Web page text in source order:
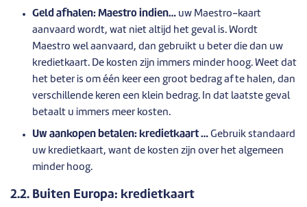
Geld afhalen: Maestro indien… uw Maestro-kaart
aanvaard wordt, wat niet altijd het geval is. Wordt
Maestro wel aanvaard, dan gebruikt u beter die dan uw
kredietkaart. De kosten zijn immers minder hoog. Weet dat
het beter is om één keer een groot bedrag af te halen, dan
verschillende keren een klein bedrag. In dat laatste geval
betaalt u immers meer kosten.
Uw aankopen betalen: kredietkaart … Gebruik standaard
uw kredietkaart, want de kosten zijn over het algemeen
minder hoog.
2.2. Buiten Europa: kredietkaart